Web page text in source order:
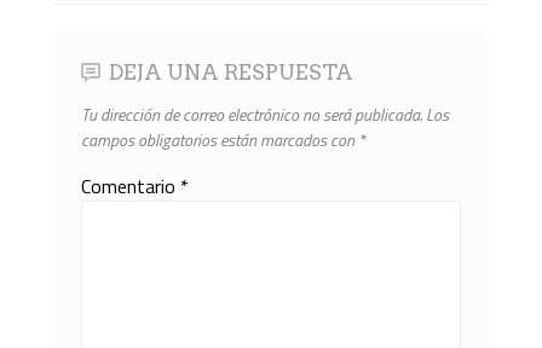
DEJA UNA RESPUESTA
Tu dirección de correo electrónico no será publicada.Los
campos obligatorios están marcados con *
Comentario *